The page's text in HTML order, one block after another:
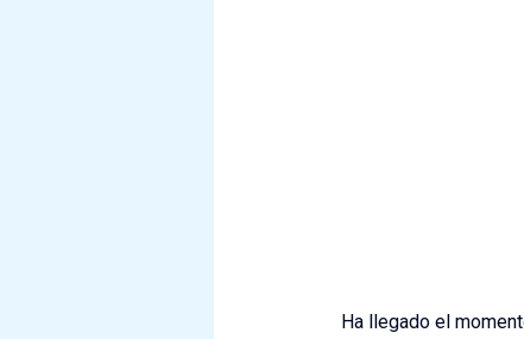
Ha llegado el